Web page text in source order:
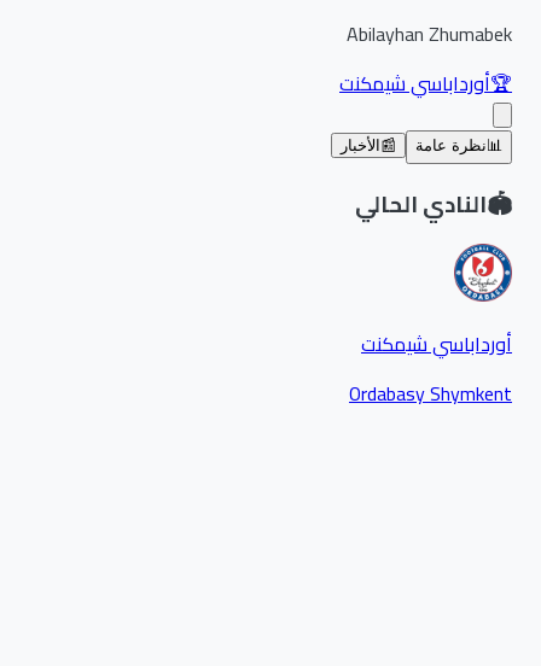
Abilayhan Zhumabek
أورداباسي شيمكنت
نظرة عامة 📰 الأخبار
النادي الحالي
أورداباسي شيمكنت
Ordabasy Shymkent